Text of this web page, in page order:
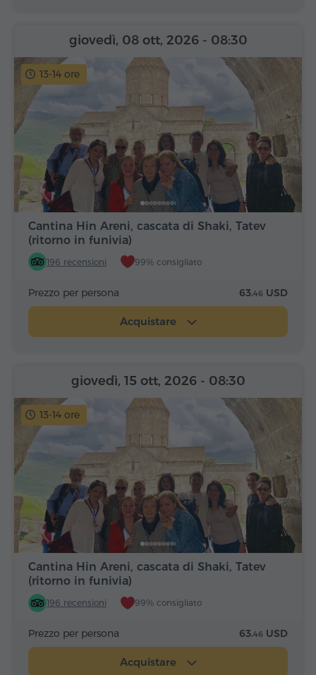
13-14 ore
Cantina Hin Areni, cascata di Shaki, Tatev
(ritorno in funivia)
196 recensioni 99% consigliato
giovedì, 08 ott, 2026 - 08:30
Prezzo per persona 63.46 USD
Acquistare
13-14 ore
Cantina Hin Areni, cascata di Shaki, Tatev
(ritorno in funivia)
196 recensioni 99% consigliato
giovedì, 15 ott, 2026 - 08:30
Prezzo per persona 63.46 USD
Acquistare